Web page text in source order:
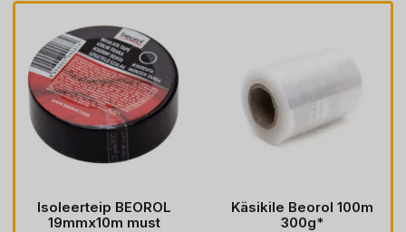
Isoleerteip BEOROL
19mmx10m must
Käsikile Beorol 100m
300g*